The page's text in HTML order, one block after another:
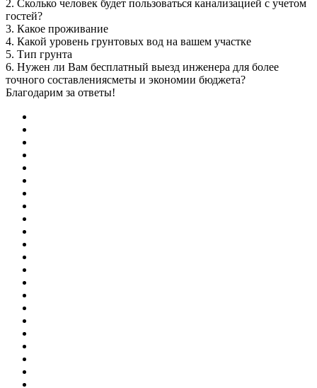
2. Сколько человек будет пользоваться канализацией с учетом
гостей?
3. Какое проживание
4. Какой уровень грунтовых вод на вашем участке
5. Тип грунта
6. Нужен ли Вам бесплатный выезд инженера для более
точного составлениясметы и экономии бюджета?
Благодарим за ответы!